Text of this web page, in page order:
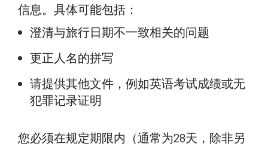
信息。具体可能包括：
澄清与旅行日期不一致相关的问题
更正人名的拼写
请提供其他文件，例如英语考试成绩或无
犯罪记录证明
您必须在规定期限内（通常为28天，除非另